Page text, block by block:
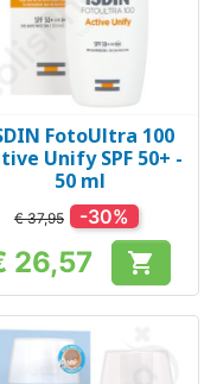
FotoUltra 100
Unify SPF 50+ -
50 ml
€ 37,95 -30%
Prijs
26,57 